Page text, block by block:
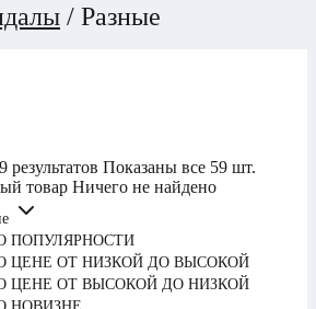
/ Разные
результатов Показаны все 59 шт.
товар Ничего не найдено
ПОПУЛЯРНОСТИ
ЦЕНЕ ОТ НИЗКОЙ ДО ВЫСОКОЙ
ЦЕНЕ ОТ ВЫСОКОЙ ДО НИЗКОЙ